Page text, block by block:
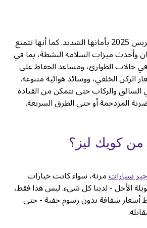
تتميز سيارة رينو إكسبريس 2025 بأمانها الشديد. كما أنها تتمتع
وأحدث ميزات السلامة النشطة، بما في
في حالات الطوارئ، ومساعد الحفاظ على
الركن الخلفي، ووسائد هوائية متنوعة.
والركاب حتى تتمكن من القيادة
المزدحمة أو حتى الطرق السريعة.
من كويك ليز؟
سياراتمرنة، سواء كانت خيارات
الأجل - لدينا كل شيء. ليس هذا فقط،
أسعار شفافة بدون رسوم خفية - حتى